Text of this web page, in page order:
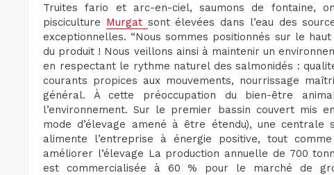
Truites fario et arc-en-ciel, saumons de fontaine,
pisciculture Murgat sont élevées dans l’eau des
exceptionnelles. “Nous sommes positionnés sur le
du produit ! Nous veillons ainsi à maintenir un
en respectant le rythme naturel des salmonidés :
courants propices aux mouvements, nourrissage
général. À cette préoccupation du bien-être
l’environnement. Sur le premier bassin couvert mis
mode d’élevage amené à être étendu), une
alimente l’entreprise à énergie positive, tout
améliorer l’élevage La production annuelle de 700
est commercialisée à 60 % pour le marché de